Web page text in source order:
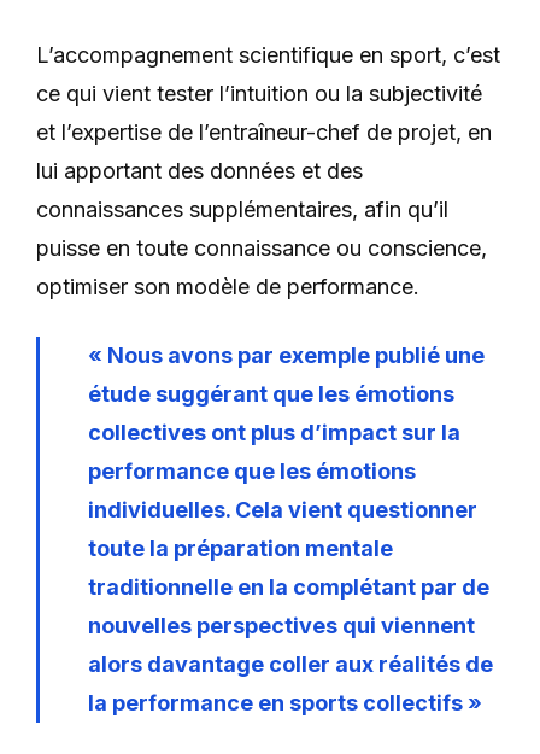
L’accompagnement scientifique en sport, c’est
ce qui vient tester l’intuition ou la subjectivité
et l’expertise de l’entraîneur-chef de projet, en
lui apportant des données et des
connaissances supplémentaires, afin qu’il
puisse en toute connaissance ou conscience,
optimiser son modèle de performance.
« Nous avons par exemple publié une
étude suggérant que les émotions
collectives ont plus d’impact sur la
performance que les émotions
individuelles. Cela vient questionner
toute la préparation mentale
traditionnelle en la complétant par de
nouvelles perspectives qui viennent
alors davantage coller aux réalités de
la performance en sports collectifs »